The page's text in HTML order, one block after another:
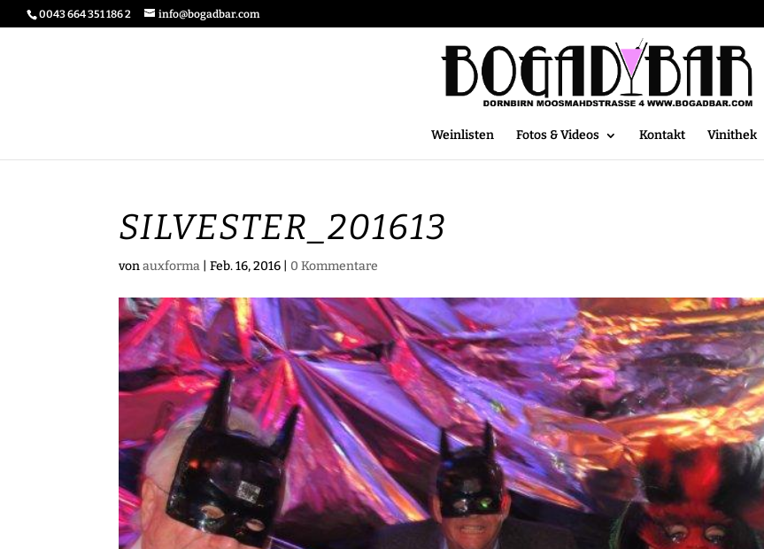
0043 664 351 186 2 info@bogadbar.com
Weinlisten Fotos & Videos Kontakt Vinithek
SILVESTER_201613
vonauxforma |Feb. 16, 2016 0 Kommentare